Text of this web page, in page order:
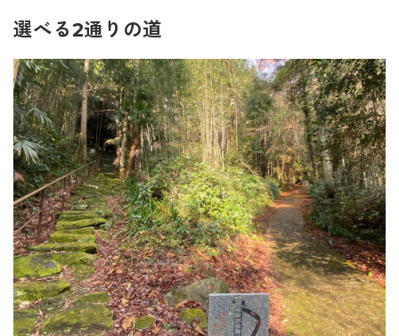
選べる2通りの道